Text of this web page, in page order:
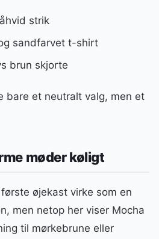
strik
sandfarvet t-shirt
brun skjorte
bare et neutralt valg, men et
møder køligt
øjekast virke som en
men netop her viser Mocha
til mørkebrune eller